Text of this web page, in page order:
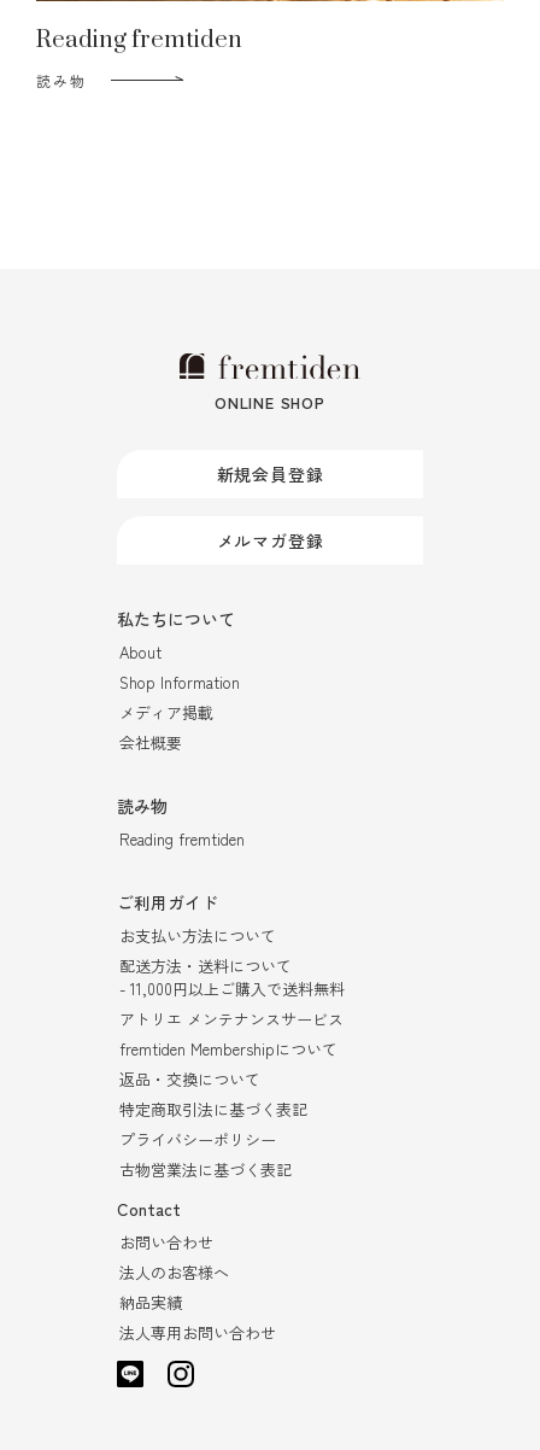
Reading fremtiden
読み物
ONLINE SHOP
新規会員登録
メルマガ登録
私たちについて
About
Shop Information
メディア掲載
会社概要
読み物
Reading fremtiden
ご利用ガイド
お支払い方法について
配送方法・送料について
- 11,000円以上ご購入で送料無料
アトリエ メンテナンスサービス
fremtiden Membershipについて
返品・交換について
特定商取引法に基づく表記
プライバシーポリシー
古物営業法に基づく表記
Contact
お問い合わせ
法人のお客様へ
納品実績
法人専用お問い合わせ